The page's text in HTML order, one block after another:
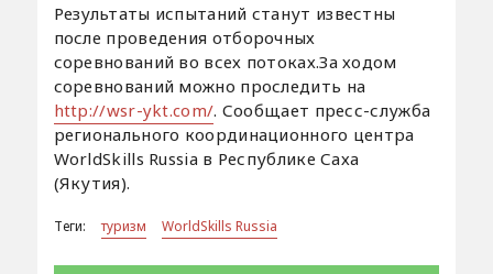
Результаты испытаний станут известны
после проведения отборочных
соревнований во всех потоках.За ходом
соревнований можно проследить на
http://wsr-ykt.com/. Сообщает пресс-служба
регионального координационного центра
WorldSkills Russia в Республике Саха
(Якутия).
Теги: туризм WorldSkills Russia